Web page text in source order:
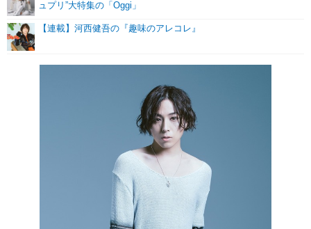
ュプリ”大特集の「Oggi」
【連載】河西健吾の『趣味のアレコレ』